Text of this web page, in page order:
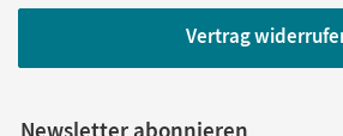
Vertrag
Newsletter abonnieren